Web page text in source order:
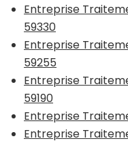
Entreprise
59330
Entreprise
59255
Entreprise
59190
Entreprise
Entreprise